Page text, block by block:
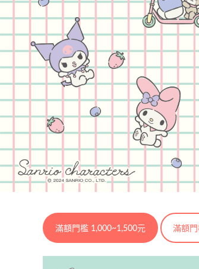
滿額門檻 1,000~1,500元 滿額